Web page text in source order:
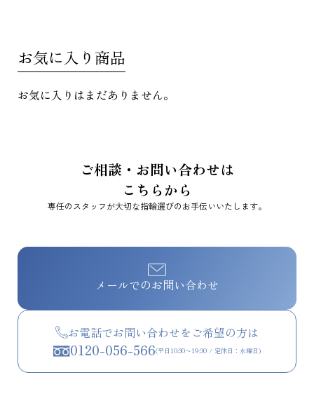
お気に入り商品
お気に入りはまだありません。
ご相談・お問い合わせは
こちらから
専任のスタッフが大切な指輪選びのお手伝いいたします。
メールでのお問い合わせ
お電話でお問い合わせをご希望の方は
0120-056-566(平日10:30〜19:30 / 定休日：水曜日)